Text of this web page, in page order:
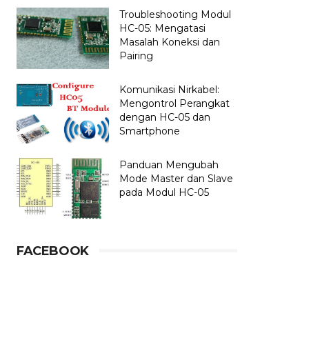
Troubleshooting Modul
HC-05: Mengatasi
Masalah Koneksi dan
Pairing
Komunikasi Nirkabel:
Mengontrol Perangkat
dengan HC-05 dan
Smartphone
Panduan Mengubah
Mode Master dan Slave
pada Modul HC-05
FACEBOOK